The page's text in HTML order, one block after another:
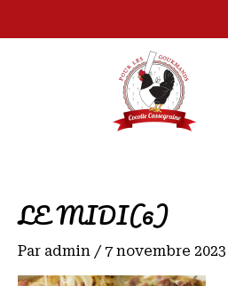
LE MIDI(6)
Par admin / 7 novembre 2023